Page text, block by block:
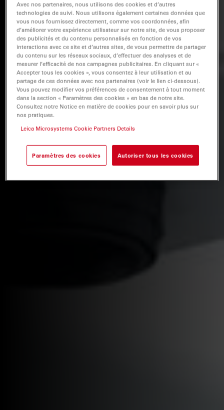
Avec nos partenaires, nous utilisons des cookies et d’autres
technologies de suivi. Nous utilisons également certaines données que
vous nous fournissez directement, comme vos coordonnées, afin
d’améliorer votre expérience utilisateur sur notre site, de vous proposer
des publicités et du contenu personnalisés en fonction de vos
interactions avec ce site et d’autres sites, de vous permettre de partager
du contenu sur les réseaux sociaux, d’effectuer des analyses et de
mesurer l’efficacité de nos campagnes publicitaires. En cliquant sur «
Accepter tous les cookies », vous consentez à leur utilisation et au
partage de ces données avec nos partenaires (voir le lien ci-dessous).
Vous pouvez modifier vos préférences de consentement à tout moment
dans la section « Paramètres des cookies » en bas de notre site.
Consultez notre Notice en matière de cookies pour en savoir plus sur
nos pratiques.
Leica Microsystems Cookie Partners Details
Paramètres des cookies Autoriser tous les cookies